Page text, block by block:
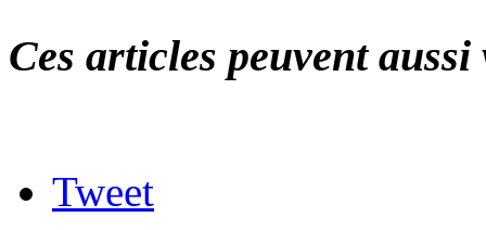
Ces articles peuvent
Tweet